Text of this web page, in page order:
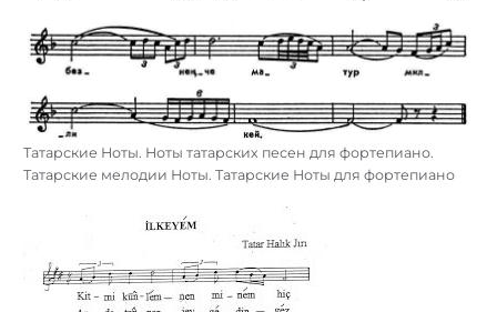
Татарские Ноты. Ноты татарских песен для фортепиано.
Татарские мелодии Ноты. Татарские Ноты для фортепиано